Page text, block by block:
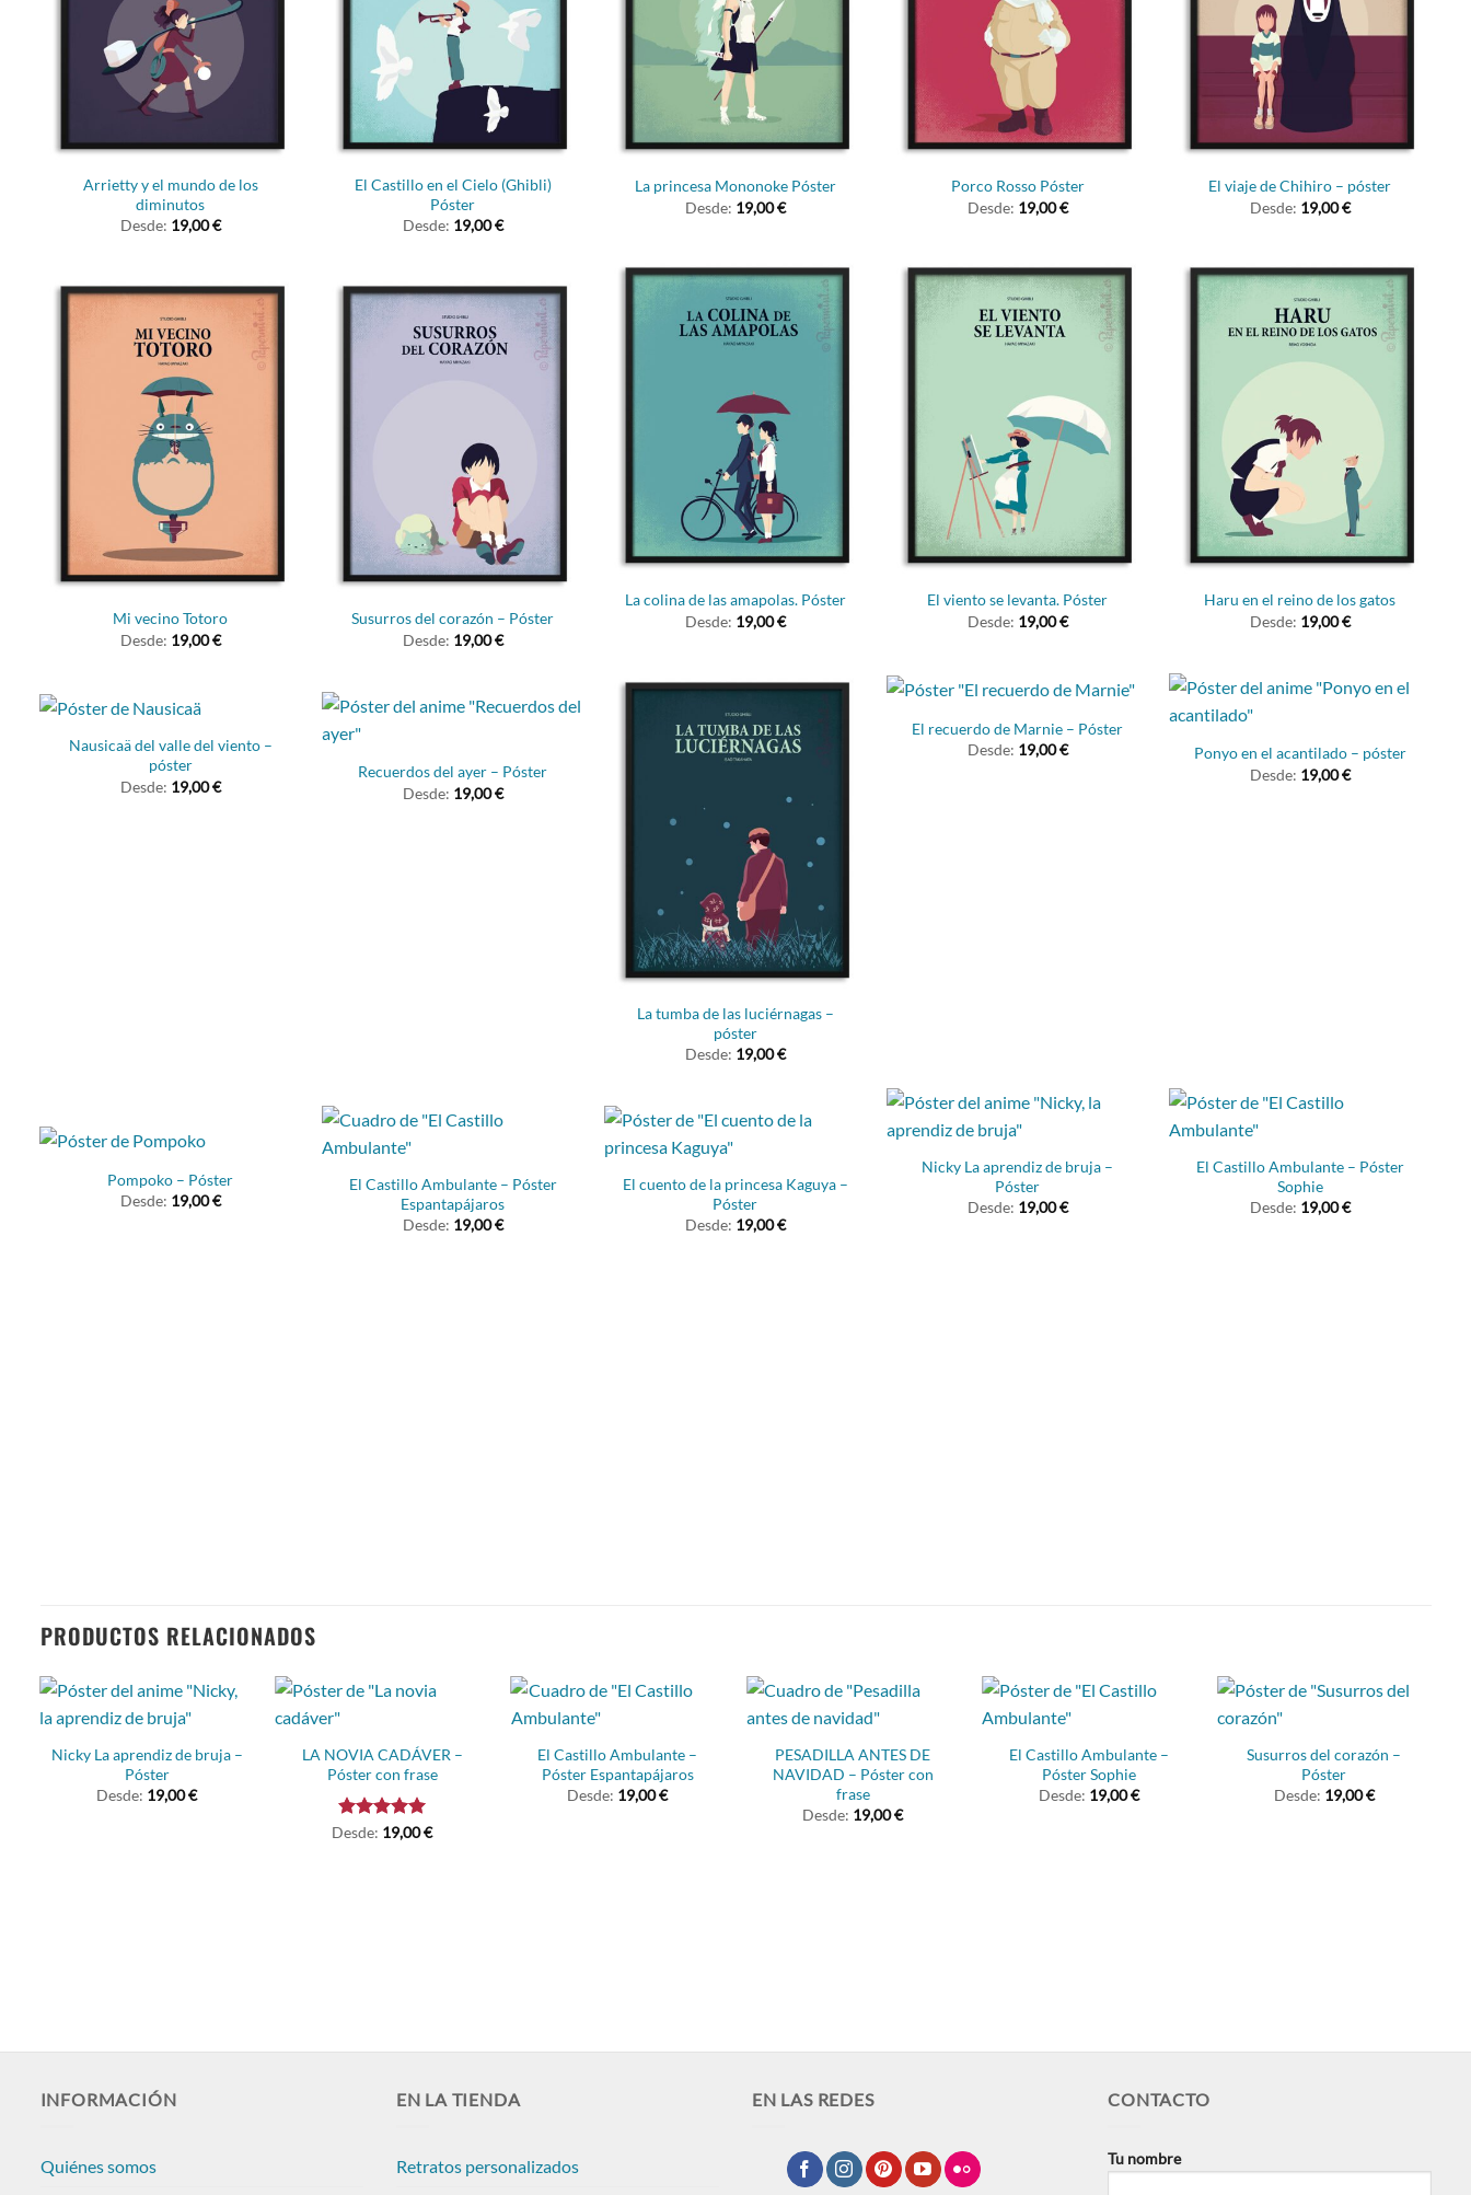
Arrietty y el mundo de los
diminutos
Desde: 19,00€
El Castillo en el Cielo (Ghibli)
Póster
Desde: 19,00€
La princesa Mononoke Póster
Desde: 19,00€
Porco Rosso Póster
Desde: 19,00€
El viaje de Chihiro – póster
Desde: 19,00€
La colina de las amapolas. Póster
Desde: 19,00€
El viento se levanta. Póster
Desde: 19,00€
Haru en el reino de los gatos
Desde: 19,00€
Mi vecino Totoro
Desde: 19,00€
Susurros del corazón – Póster
Desde: 19,00€
La tumba de las luciérnagas –
póster
Desde: 19,00€
El recuerdo de Marnie – Póster
Desde: 19,00€
Ponyo en el acantilado – póster
Desde: 19,00€
Nausicaä del valle del viento –
póster
Desde: 19,00€
Recuerdos del ayer – Póster
Desde: 19,00€
Nicky La aprendiz de bruja –
Póster
Desde: 19,00€
El Castillo Ambulante – Póster
Sophie
Desde: 19,00€
El Castillo Ambulante – Póster
Espantapájaros
Desde: 19,00€
El cuento de la princesa Kaguya –
Póster
Desde: 19,00€
Pompoko – Póster
Desde: 19,00€
PRODUCTOS RELACIONADOS
Nicky La aprendiz de bruja –
Póster
Desde: 19,00€
LA NOVIA CADÁVER –
Póster con frase
Valorado
Desde: 19,00€
El Castillo Ambulante –
Póster Espantapájaros
Desde: 19,00€
PESADILLA ANTES DE
NAVIDAD – Póster con
frase
Desde: 19,00€
El Castillo Ambulante –
Póster Sophie
Desde: 19,00€
Susurros del corazón –
Póster
Desde: 19,00€
INFORMACIÓN
Quiénes somos
EN LA TIENDA
Retratos personalizados
EN LAS REDES CONTACTO
Tu nombre